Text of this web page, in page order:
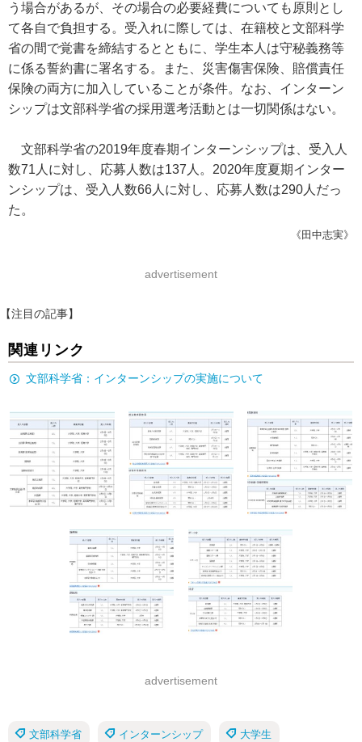
う場合があるが、その場合の必要経費についても原則とし
て各自で負担する。受入れに際しては、在籍校と文部科学
省の間で覚書を締結するとともに、学生本人は守秘義務等
に係る誓約書に署名する。また、災害傷害保険、賠償責任
保険の両方に加入していることが条件。なお、インターン
シップは文部科学省の採用選考活動とは一切関係はない。
文部科学省の2019年度春期インターンシップは、受入人
数71人に対し、応募人数は137人。2020年度夏期インター
ンシップは、受入人数66人に対し、応募人数は290人だっ
た。
《田中志実》
advertisement
【注目の記事】
関連リンク
文部科学省：インターンシップの実施について
advertisement
文部科学省 インターンシップ 大学生